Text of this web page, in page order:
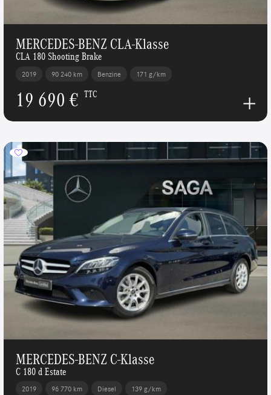
MERCEDES-BENZ CLA-Klasse
CLA 180 Shooting Brake
2019 90 240 km Benzine 171 g/km
19 690 € TTC
MERCEDES-BENZ C-Klasse
C 180 d Estate
2019 96 770 km Diesel 139 g/km